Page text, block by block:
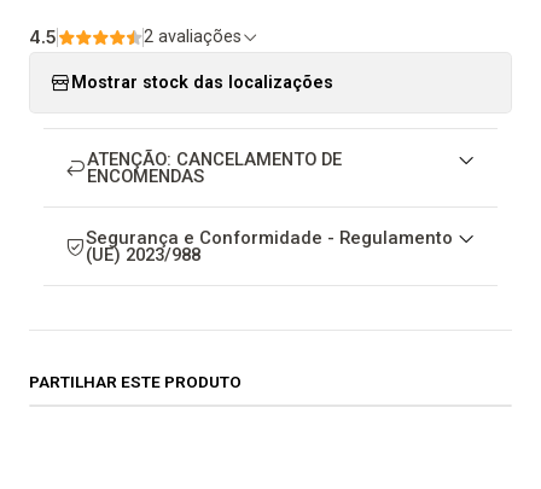
4.5 2 avaliações
Mostrar stock das localizações
ATENÇÃO: CANCELAMENTO DE
ENCOMENDAS
Segurança e Conformidade - Regulamento
(UE) 2023/988
PARTILHAR ESTE PRODUTO